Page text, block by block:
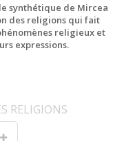
synthétique de Mircea
des religions qui fait
religieux et
expressions.
RELIGIONS